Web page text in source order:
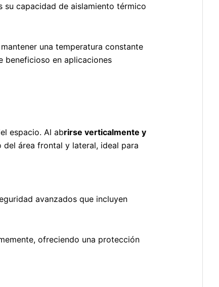
su capacidad de aislamiento térmico
una temperatura constante
beneficioso en aplicaciones
espacio. Al abrirse verticalmente y
área frontal y lateral, ideal para
avanzados que incluyen
ofreciendo una protección